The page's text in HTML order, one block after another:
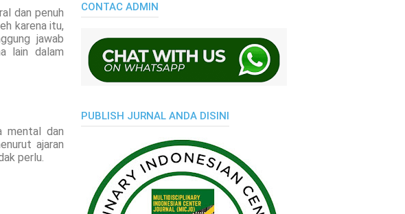
dan penuh
karena itu,
jawab
lain dalam
mental dan
ajaran
perlu.
CONTAC ADMIN
PUBLISH JURNAL ANDA DISINI